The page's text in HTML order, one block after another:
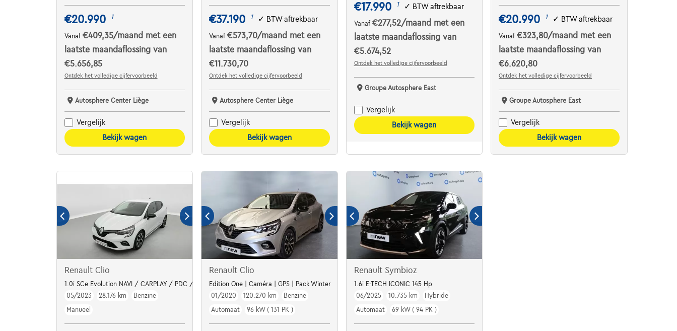
€20.990 1
Vanaf €409,35/maand met een
laatste maandaflossing van
€5.656,85
Ontdek het volledige cijfervoorbeeld
Autosphere Center Liège
Vergelijk
Bekijk wagen
€37.190 1 ✓ BTW aftrekbaar
Vanaf€573,70/maand met een
laatste maandaflossing van
€11.730,70
Ontdek het volledige cijfervoorbeeld
Autosphere Center Liège
Vergelijk
Bekijk wagen
€17.990 1 ✓ BTW aftrekbaar
Vanaf €277,52/maand met een
laatste maandaflossing van
€5.674,52
Ontdek het volledige cijfervoorbeeld
Groupe Autosphere East
Vergelijk
Bekijk wagen
€20.990 1 ✓ BTW aftrekbaar
Vanaf€323,80/maand met een
laatste maandaflossing van
€6.620,80
Ontdek het volledige cijfervoorbeeld
Groupe Autosphere East
Vergelijk
Bekijk wagen
Renault Clio
1.0i SCe Evolution NAVI / CARPLAY / PDC / ALU
05/2023
28.176 km
Benzine
Manueel
Renault Clio
Edition One | Caméra | GPS | Pack Winter
01/2020
120.270 km
Benzine
Automaat
96 kW ( 131 PK )
Renault Symbioz
1.6i E-TECH ICONIC 145 Hp
06/2025
10.735 km
Hybride
Automaat
69 kW ( 94 PK )